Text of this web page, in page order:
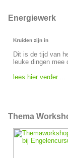
Energiewerk
Kruiden zijn in
Dit is de tijd van
leuke dingen mee
lees hier verder ...
Thema